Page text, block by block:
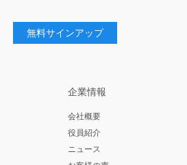
無料サインアップ
企業情報
会社概要
役員紹介
ニュース